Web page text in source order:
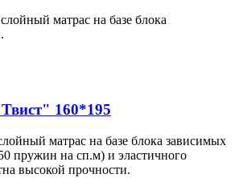
матрас на базе блока
160*195
матрас на базе блока зависимых
пружин на сп.м) и эластичного
высокой прочности.